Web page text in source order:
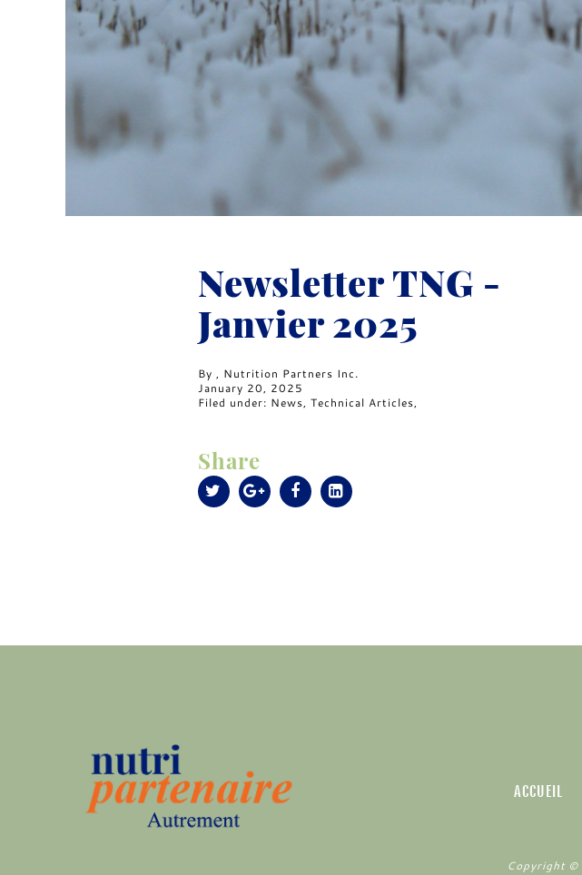
Newsletter TNG -
Janvier 2025
By
, Nutrition Partners Inc.
January 20, 2025
Filed under: News Technical Articles
Share
ACCUEIL
Copyright ©